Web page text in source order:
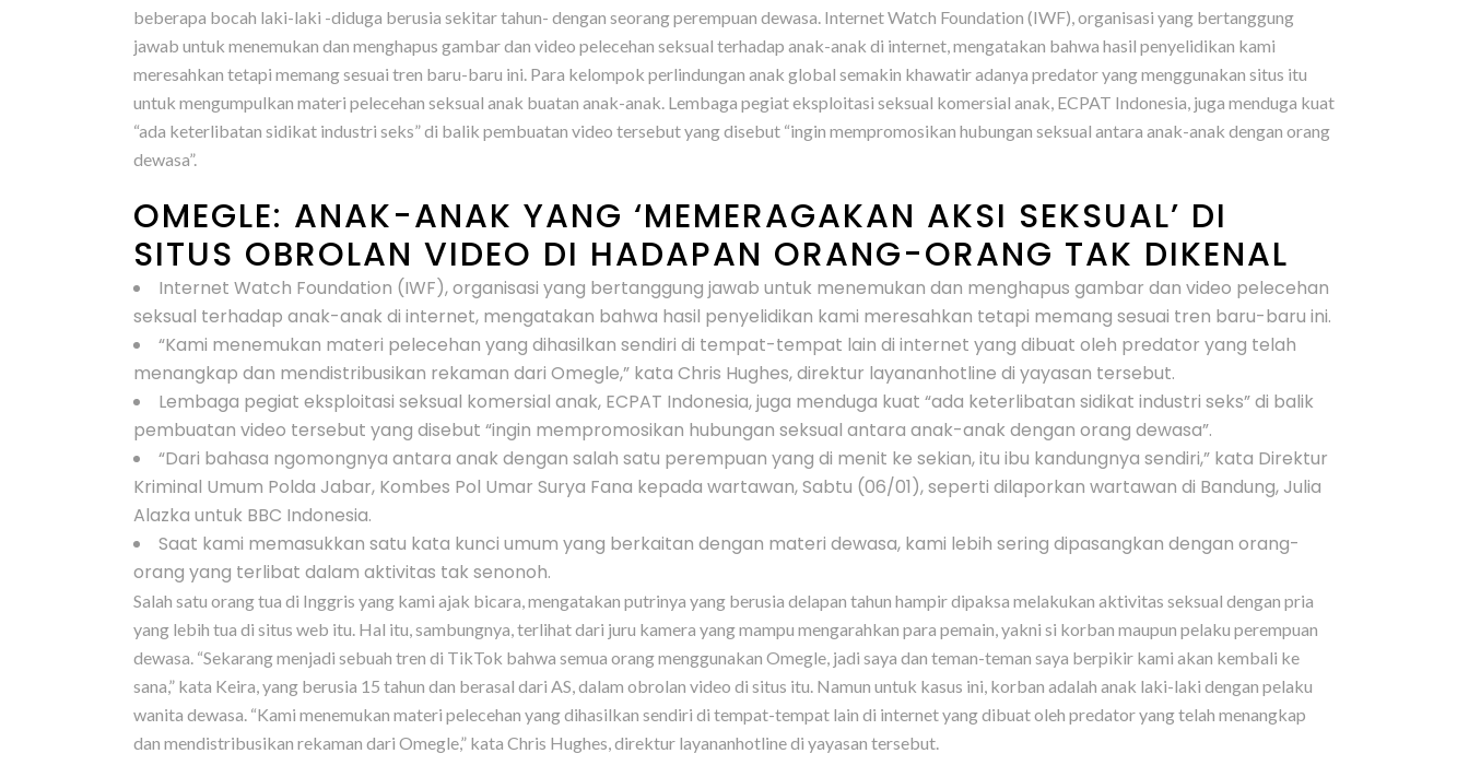
beberapa bocah laki-laki -diduga berusia sekitar tahun- dengan seorang perempuan dewasa. Internet Watch Foundation (IWF), organisasi yang bertanggung
jawab untuk menemukan dan menghapus gambar dan video pelecehan seksual terhadap anak-anak di internet, mengatakan bahwa hasil penyelidikan kami
meresahkan tetapi memang sesuai tren baru-baru ini. Para kelompok perlindungan anak global semakin khawatir adanya predator yang menggunakan situs itu
untuk mengumpulkan materi pelecehan seksual anak buatan anak-anak. Lembaga pegiat eksploitasi seksual komersial anak, ECPAT Indonesia, juga menduga kuat
“ada keterlibatan sidikat industri seks” di balik pembuatan video tersebut yang disebut “ingin mempromosikan hubungan seksual antara anak-anak dengan orang
dewasa”.
OMEGLE: ANAK-ANAK YANG ‘MEMERAGAKAN AKSI SEKSUAL’ DI
SITUS OBROLAN VIDEO DI HADAPAN ORANG-ORANG TAK DIKENAL
Internet Watch Foundation (IWF), organisasi yang bertanggung jawab untuk menemukan dan menghapus gambar dan video pelecehan
seksual terhadap anak-anak di internet, mengatakan bahwa hasil penyelidikan kami meresahkan tetapi memang sesuai tren baru-baru ini.
“Kami menemukan materi pelecehan yang dihasilkan sendiri di tempat-tempat lain di internet yang dibuat oleh predator yang telah
menangkap dan mendistribusikan rekaman dari Omegle,” kata Chris Hughes, direktur layananhotline di yayasan tersebut.
Lembaga pegiat eksploitasi seksual komersial anak, ECPAT Indonesia, juga menduga kuat “ada keterlibatan sidikat industri seks” di balik
pembuatan video tersebut yang disebut “ingin mempromosikan hubungan seksual antara anak-anak dengan orang dewasa”.
“Dari bahasa ngomongnya antara anak dengan salah satu perempuan yang di menit ke sekian, itu ibu kandungnya sendiri,” kata Direktur
Kriminal Umum Polda Jabar, Kombes Pol Umar Surya Fana kepada wartawan, Sabtu (06/01), seperti dilaporkan wartawan di Bandung, Julia
Alazka untuk BBC Indonesia.
Saat kami memasukkan satu kata kunci umum yang berkaitan dengan materi dewasa, kami lebih sering dipasangkan dengan orang-
orang yang terlibat dalam aktivitas tak senonoh.
Salah satu orang tua di Inggris yang kami ajak bicara, mengatakan putrinya yang berusia delapan tahun hampir dipaksa melakukan aktivitas seksual dengan pria
yang lebih tua di situs web itu. Hal itu, sambungnya, terlihat dari juru kamera yang mampu mengarahkan para pemain, yakni si korban maupun pelaku perempuan
dewasa. “Sekarang menjadi sebuah tren di TikTok bahwa semua orang menggunakan Omegle, jadi saya dan teman-teman saya berpikir kami akan kembali ke
sana,” kata Keira, yang berusia 15 tahun dan berasal dari AS, dalam obrolan video di situs itu. Namun untuk kasus ini, korban adalah anak laki-laki dengan pelaku
wanita dewasa. “Kami menemukan materi pelecehan yang dihasilkan sendiri di tempat-tempat lain di internet yang dibuat oleh predator yang telah menangkap
dan mendistribusikan rekaman dari Omegle,” kata Chris Hughes, direktur layananhotline di yayasan tersebut.